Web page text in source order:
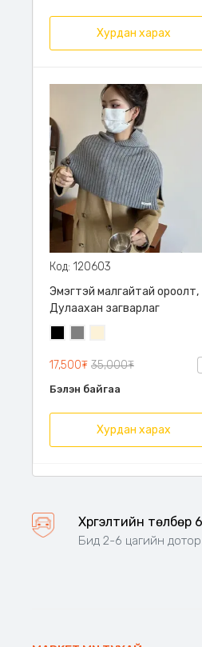
Хурдан харах
Код: 120603
Эмэгтэй малгайтай ороолт,
Дулаахан загварлаг
17,500₮ 35,000₮
Бэлэн байгаа
Хурдан харах
Хүргэлтийн төлбөр
Бид 2-6 цагийн